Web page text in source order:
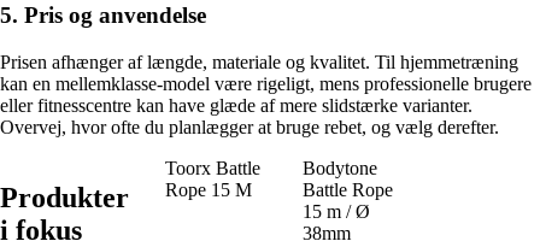
5. Pris og anvendelse
Prisen afhænger af længde, materiale og kvalitet. Til hjemmetræning
kan en mellemklasse-model være rigeligt, mens professionelle brugere
eller fitnesscentre kan have glæde af mere slidstærke varianter.
Overvej, hvor ofte du planlægger at bruge rebet, og vælg derefter.
Produkter
i fokus
Toorx Battle
Rope 15 M
Bodytone
Battle Rope
15 m / Ø
38mm